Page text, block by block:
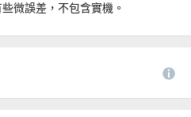
微誤差，不包含實機。